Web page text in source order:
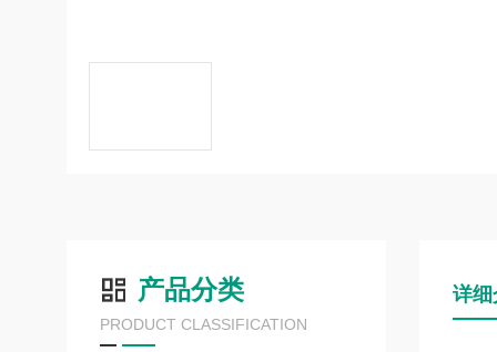
产品分类
PRODUCT CLASSIFICATION
详细